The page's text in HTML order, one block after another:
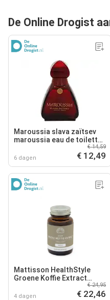
De Online Drogist
Maroussia slava zaïtsev
maroussia eau de toilette
6 dagen
€ 14,59
€ 12,49
Mattisson HealthStyle
Groene Koffie Extract
4 dagen
€ 24,95
€ 22,46